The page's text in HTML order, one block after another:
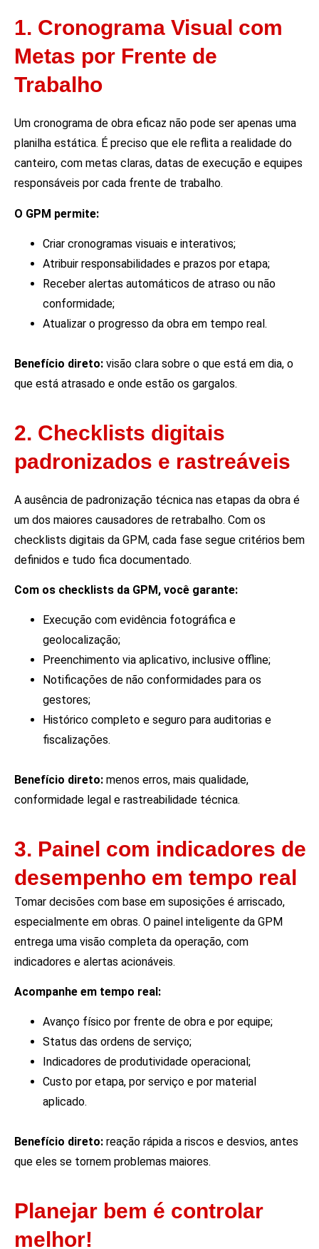
1. Cronograma Visual com
Metas por Frente de
Trabalho
Um cronograma de obra eficaz não pode ser apenas uma
planilha estática. É preciso que ele reflita a realidade do
canteiro, com metas claras, datas de execução e equipes
responsáveis por cada frente de trabalho.
O GPM permite:
Criar cronogramas visuais e interativos;
Atribuir responsabilidades e prazos por etapa;
Receber alertas automáticos de atraso ou não
conformidade;
Atualizar o progresso da obra em tempo real.
Benefício direto: visão clara sobre o que está em dia, o
que está atrasado e onde estão os gargalos.
2. Checklists digitais
padronizados e rastreáveis
A ausência de padronização técnica nas etapas da obra é
um dos maiores causadores de retrabalho. Com os
checklists digitais da GPM, cada fase segue critérios bem
definidos e tudo fica documentado.
Com os checklists da GPM, você garante:
Execução com evidência fotográfica e
geolocalização;
Preenchimento via aplicativo, inclusive offline;
Notificações de não conformidades para os
gestores;
Histórico completo e seguro para auditorias e
fiscalizações.
Benefício direto: menos erros, mais qualidade,
conformidade legal e rastreabilidade técnica.
3. Painel com indicadores de
desempenho em tempo real
Tomar decisões com base em suposições é arriscado,
especialmente em obras. O painel inteligente da GPM
entrega uma visão completa da operação, com
indicadores e alertas acionáveis.
Acompanhe em tempo real:
Avanço físico por frente de obra e por equipe;
Status das ordens de serviço;
Indicadores de produtividade operacional;
Custo por etapa, por serviço e por material
aplicado.
Benefício direto: reação rápida a riscos e desvios, antes
que eles se tornem problemas maiores.
Planejar bem é controlar
melhor!